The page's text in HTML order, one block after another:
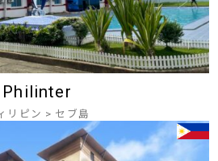
Philinter
リピン > セブ島